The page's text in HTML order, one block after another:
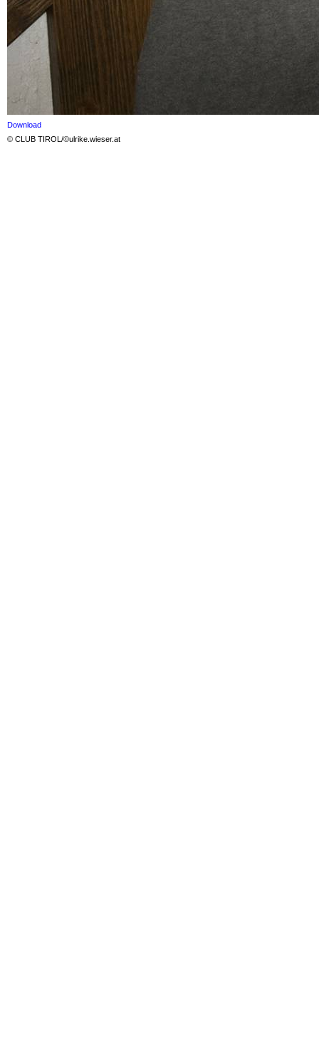
Download
© CLUB TIROL/©ulrike.wieser.at